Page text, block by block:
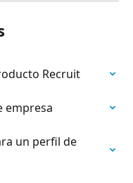
Recruit
empresa
un perfil de